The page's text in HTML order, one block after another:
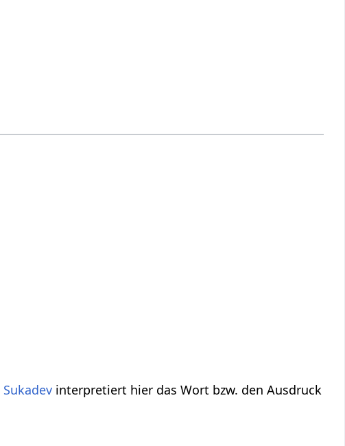
Sukadev interpretiert hier das Wort bzw. den Ausdruck